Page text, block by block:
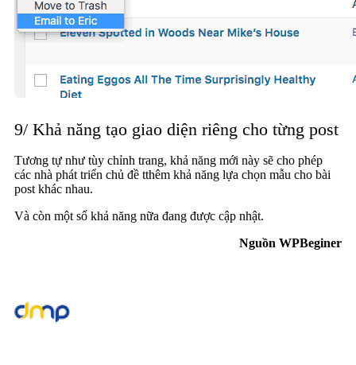
9/ Khả năng tạo giao diện riêng cho từng post
Tương tự như tùy chỉnh trang, khả năng mới này sẽ cho phép
các nhà phát triển chủ đề tthêm khả năng lựa chọn mẫu cho bài
post khác nhau.
Và còn một số khả năng nữa đang được cập nhật.
Nguồn WPBeginer